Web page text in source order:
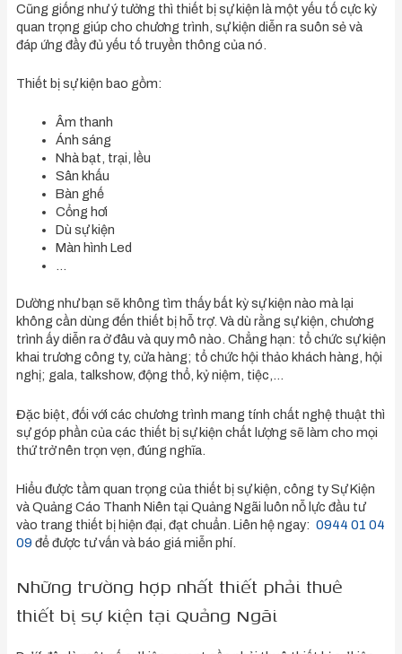
Cũng giống như ý tưởng thì thiết bị sự kiện là một yếu tố cực kỳ
quan trọng giúp cho chương trình, sự kiện diễn ra suôn sẻ và
đáp ứng đầy đủ yếu tố truyền thông của nó.
Thiết bị sự kiện bao gồm:
Âm thanh
Ánh sáng
Nhà bạt, trại, lều
Sân khấu
Bàn ghế
Cổng hơi
Dù sự kiện
Màn hình Led
…
Dường như bạn sẽ không tìm thấy bất kỳ sự kiện nào mà lại
không cần dùng đến thiết bị hỗ trợ. Và dù rằng sự kiện, chương
trình ấy diễn ra ở đâu và quy mô nào. Chẳng hạn: tổ chức sự kiện
khai trương công ty, cửa hàng; tổ chức hội thảo khách hàng, hội
nghị; gala, talkshow, động thổ, kỷ niệm, tiệc,…
Đặc biệt, đối với các chương trình mang tính chất nghệ thuật thì
sự góp phần của các thiết bị sự kiện chất lượng sẽ làm cho mọi
thứ trở nên trọn vẹn, đúng nghĩa.
Hiểu được tầm quan trọng của thiết bị sự kiện, công ty Sự Kiện
và Quảng Cáo Thanh Niên tại Quảng Ngãi luôn nỗ lực đầu tư
vào trang thiết bị hiện đại, đạt chuẩn. Liên hệ ngay: 0944 01 04
09 để được tư vấn và báo giá miễn phí.
Những trường hợp nhất thiết phải thuê
thiết bị sự kiện tại Quảng Ngãi